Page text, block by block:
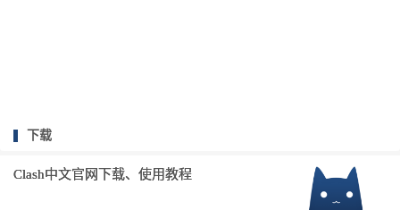
下载
Clash中文官网下载、使用教程